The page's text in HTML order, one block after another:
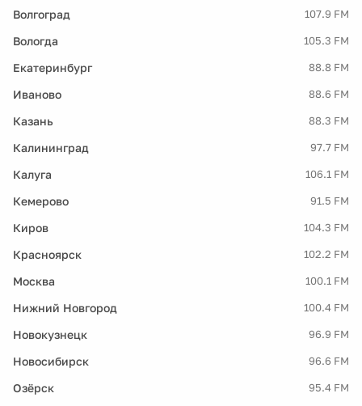
Волгоград 107.9 FM
Вологда 105.3 FM
Екатеринбург 88.8 FM
Иваново 88.6 FM
Казань 88.3 FM
Калининград 97.7 FM
Калуга 106.1 FM
Кемерово 91.5 FM
Киров 104.3 FM
Красноярск 102.2 FM
Москва 100.1 FM
Нижний Новгород 100.4 FM
Новокузнецк 96.9 FM
Новосибирск 96.6 FM
Озёрск 95.4 FM